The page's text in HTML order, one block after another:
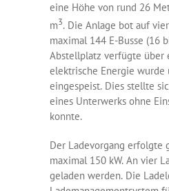
eine Höhe von rund 26
m3. Die Anlage bot auf
maximal 144 E-Busse (16
Abstellplatz verfügte über
elektrische Energie wurde
eingespeist. Dies stellte
eines Unterwerks ohne
konnte.
Der Ladevorgang erfolgte
maximal 150 kW. An vier
geladen werden. Die